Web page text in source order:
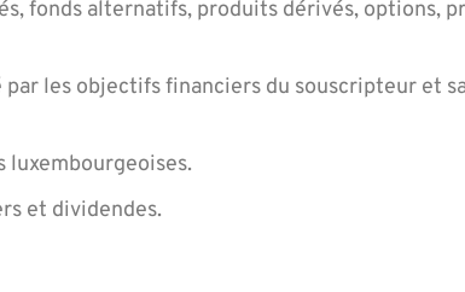
fonds alternatifs, produits dérivés, options,
les objectifs financiers du souscripteur et
luxembourgeoises.
et dividendes.